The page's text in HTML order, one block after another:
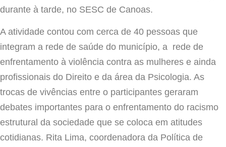
durante à tarde, no SESC de Canoas.
A atividade contou com cerca de 40 pessoas que
integram a rede de saúde do município, a rede de
enfrentamento à violência contra as mulheres e ainda
profissionais do Direito e da área da Psicologia. As
trocas de vivências entre o participantes geraram
debates importantes para o enfrentamento do racismo
estrutural da sociedade que se coloca em atitudes
cotidianas. Rita Lima, coordenadora da Política de